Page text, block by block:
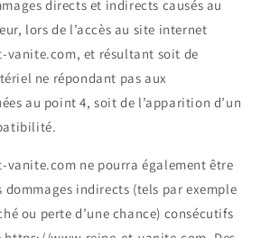
directs et indirects causés au
lors de l’accès au site internet
et résultant soit de
ne répondant pas aux
au point 4, soit de l’apparition d’un
ne pourra également être
dommages indirects (tels par exemple
ou perte d’une chance) consécutifs